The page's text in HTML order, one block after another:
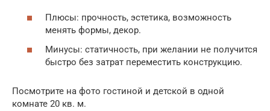
Плюсы: прочность, эстетика, возможность
менять формы, декор.
Минусы: статичность, при желании не получится
быстро без затрат переместить конструкцию.
Посмотрите на фото гостиной и детской в одной
комнате 20 кв. м.